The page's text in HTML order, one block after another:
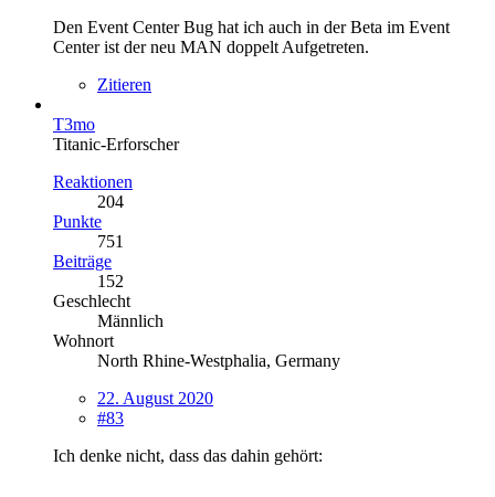
Den Event Center Bug hat ich auch in der Beta im Event
Center ist der neu MAN doppelt Aufgetreten.
Zitieren
T3mo
Titanic-Erforscher
Reaktionen
204
Punkte
751
Beiträge
152
Geschlecht
Männlich
Wohnort
North Rhine-Westphalia, Germany
22. August 2020
#83
Ich denke nicht, dass das dahin gehört: